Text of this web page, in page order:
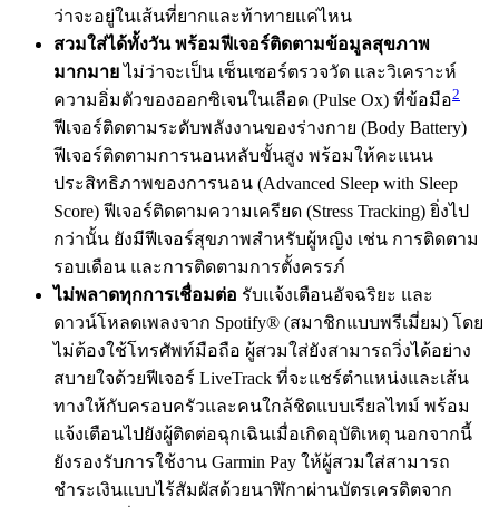
ว่าจะอยู่ในเส้นที่ยากและท้าทายแค่ไหน
สวมใส่ได้ทั้งวัน พร้อมฟีเจอร์ติดตามข้อมูลสุขภาพ
มากมายไม่ว่าจะเป็น เซ็นเซอร์ตรวจวัด และวิเคราะห์
ความอิ่มตัวของออกซิเจนในเลือด (Pulse Ox) ที่ข้อมือ2
ฟีเจอร์ติดตามระดับพลังงานของร่างกาย (Body Battery)
ฟีเจอร์ติดตามการนอนหลับขั้นสูง พร้อมให้คะแนน
ประสิทธิภาพของการนอน (Advanced Sleep with Sleep
Score) ฟีเจอร์ติดตามความเครียด (Stress Tracking) ยิ่งไป
กว่านั้น ยังมีฟีเจอร์สุขภาพสำหรับผู้หญิง เช่น การติดตาม
รอบเดือน และการติดตามการตั้งครรภ์
ไม่พลาดทุกการเชื่อมต่อ รับแจ้งเตือนอัจฉริยะ และ
ดาวน์โหลดเพลงจาก Spotify® (สมาชิกแบบพรีเมี่ยม) โดย
ไม่ต้องใช้โทรศัพท์มือถือ ผู้สวมใส่ยังสามารถวิ่งได้อย่าง
สบายใจด้วยฟีเจอร์ LiveTrack ที่จะแชร์ตำแหน่งและเส้น
ทางให้กับครอบครัวและคนใกล้ชิดแบบเรียลไทม์ พร้อม
แจ้งเตือนไปยังผู้ติดต่อฉุกเฉินเมื่อเกิดอุบัติเหตุ นอกจากนี้
ยังรองรับการใช้งาน Garmin Pay ให้ผู้สวมใส่สามารถ
ชำระเงินแบบไร้สัมผัสด้วยนาฬิกาผ่านบัตรเครดิตจาก